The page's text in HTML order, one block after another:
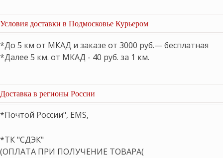
Условия доставки в Подмосковье Курьером
*До 5 км от МКАД и заказе от 3000 руб.— бесплатная
*Далее 5 км. от МКАД - 40 руб. за 1 км.
Доставка в регионы России
*Почтой России", EMS,
*ТК "СДЭК"
(ОПЛАТА ПРИ ПОЛУЧЕНИЕ ТОВАРА(